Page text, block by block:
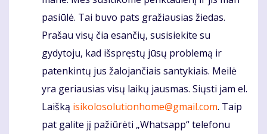
pasiūlė. Tai buvo pats gražiausias žiedas.
Prašau visų čia esančių, susisiekite su
gydytoju, kad išspręstų jūsų problemą ir
patenkintų jus žalojančiais santykiais. Meilė
yra geriausias visų laikų jausmas. Siųsti jam el.
Laišką isikolosolutionhome@gmail.com. Taip
pat galite jį pažiūrėti „Whatsapp“ telefonu